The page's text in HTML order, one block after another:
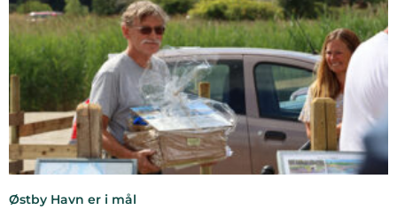
Østby Havn er i mål